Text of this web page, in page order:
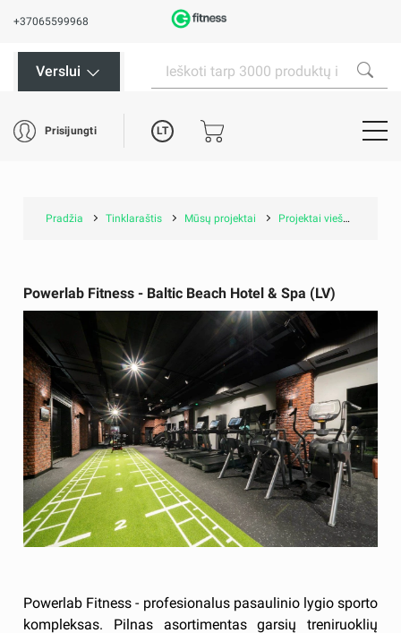
+37065599968
Verslui
Prisijungti LT
Pradžia Tinklaraštis Mūsų projektai Projektai viešbučiuose ir SPA
Powerlab Fitness - Baltic Beach Hotel & Spa (LV)
Powerlab Fitness - profesionalus pasaulinio lygio sporto
kompleksas. Pilnas asortimentas garsių treniruoklių